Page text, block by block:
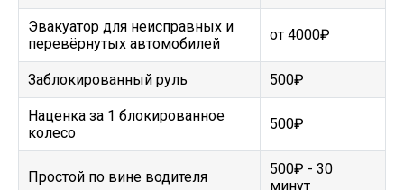
Эвакуатор для неисправных и
перевёрнутых автомобилей
от 4000₽
Заблокированный руль 500₽
Наценка за 1 блокированное
колесо
500₽
Простой по вине водителя
500₽ - 30
минут